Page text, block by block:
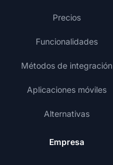
Precios
Funcionalidades
Métodos de integración
Aplicaciones móviles
Alternativas
Empresa